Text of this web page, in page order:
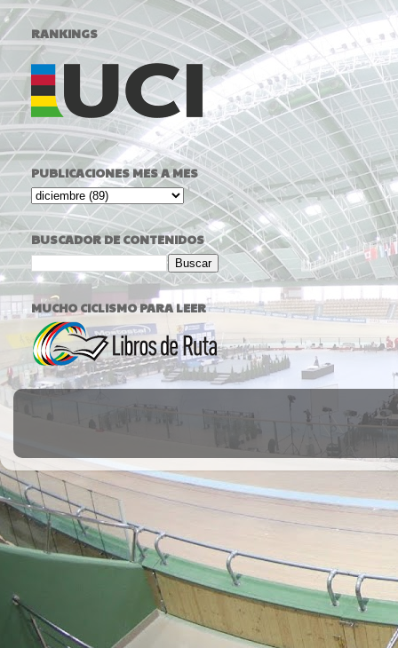
RANKINGS
PUBLICACIONES MES A MES
BUSCADOR DE CONTENIDOS
MUCHO CICLISMO PARA LEER